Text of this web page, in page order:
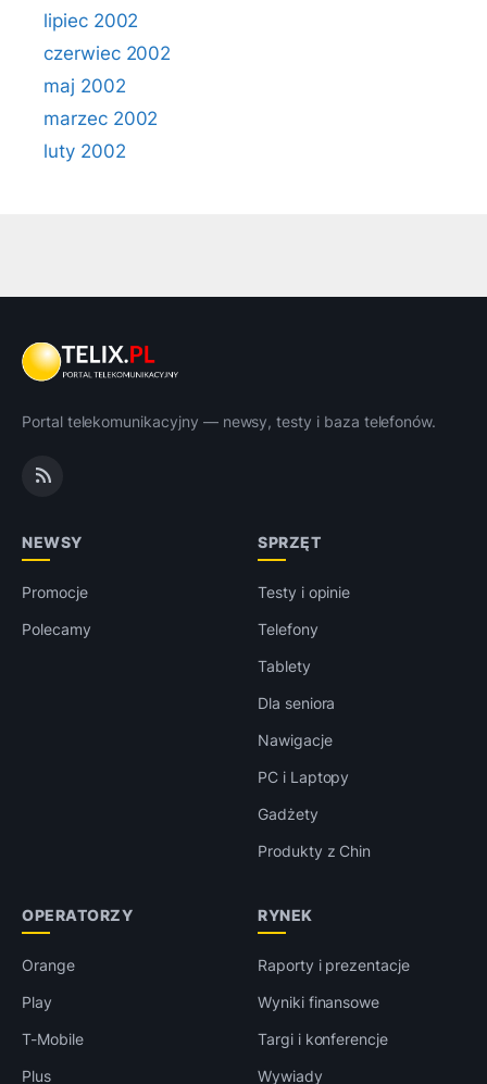
lipiec 2002
czerwiec 2002
maj 2002
marzec 2002
luty 2002
Portal telekomunikacyjny — newsy, testy i baza telefonów.
NEWSY
Promocje
Polecamy
SPRZĘT
Testy i opinie
Telefony
Tablety
Dla seniora
Nawigacje
PC i Laptopy
Gadżety
Produkty z Chin
OPERATORZY
Orange
Play
T-Mobile
Plus
RYNEK
Raporty i prezentacje
Wyniki finansowe
Targi i konferencje
Wywiady